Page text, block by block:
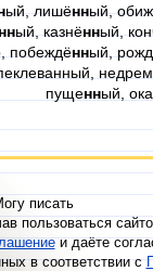
ый, лишённый,
ый, казнённый,
побеждённый,
пущенный,
писать
пользоваться
и даёте
в соответствии с